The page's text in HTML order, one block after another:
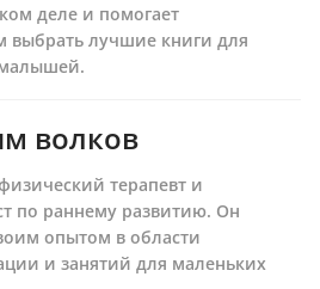
деле и помогает
выбрать лучшие книги для
волков
терапевт и
по раннему развитию. Он
опытом в области
и занятий для маленьких